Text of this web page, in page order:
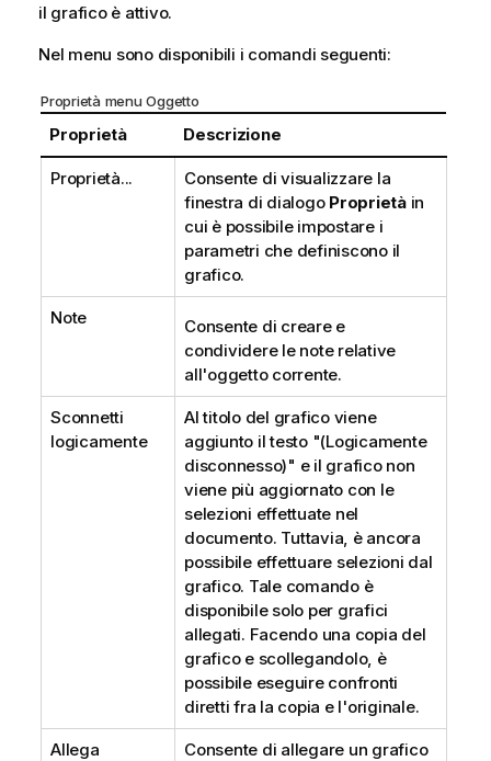
il grafico è attivo.
Nel menu sono disponibili i comandi seguenti:
Proprietà menu Oggetto
Proprietà Descrizione
Proprietà...
Consente di visualizzare la
finestra di dialogo Proprietàin
cui è possibile impostare i
parametri che definiscono il
grafico.
Note
Consente di creare e
condividere le note relative
all'oggetto corrente.
Sconnetti
logicamente
Al titolo del grafico viene
aggiunto il testo "(Logicamente
disconnesso)" e il grafico non
viene più aggiornato con le
selezioni effettuate nel
documento. Tuttavia, è ancora
possibile effettuare selezioni dal
grafico. Tale comando è
disponibile solo per grafici
allegati. Facendo una copia del
grafico e scollegandolo, è
possibile eseguire confronti
diretti fra la copia e l'originale.
Allega
Consente di allegare un grafico